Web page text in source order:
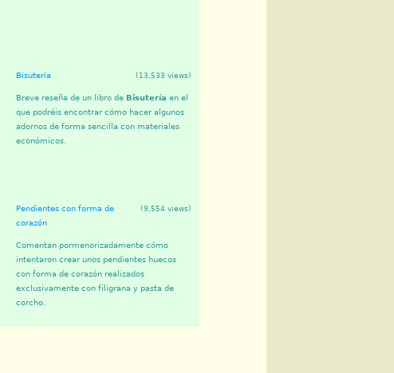
(13,533 views)
Bisutería
Breve reseña de un libro de Bisutería en el
que podréis encontrar cómo hacer algunos
adornos de forma sencilla con materiales
económicos.
(9,554 views)
Pendientes con forma de
corazón
Comentan pormenorizadamente cómo
intentaron crear unos pendientes huecos
con forma de corazón realizados
exclusivamente con filigrana y pasta de
corcho.